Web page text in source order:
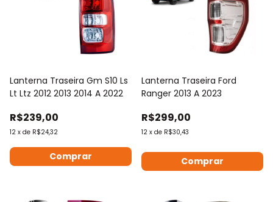
Lanterna Traseira Gm S10 Ls
Lt Ltz 2012 2013 2014 A 2022
R$239,00
12 x de R$24,32
Comprar
Lanterna Traseira Ford
Ranger 2013 A 2023
R$299,00
12 x de R$30,43
Comprar